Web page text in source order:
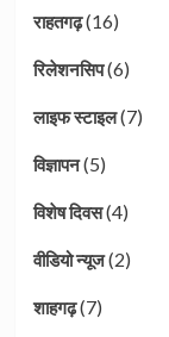
राहतगढ़(16)
रिलेशनसिप(6)
लाइफ स्टाइल(7)
विज्ञापन(5)
विशेष दिवस(4)
वीडियो न्यूज(2)
शाहगढ़(7)